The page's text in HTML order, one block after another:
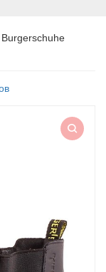
Burgerschuhe